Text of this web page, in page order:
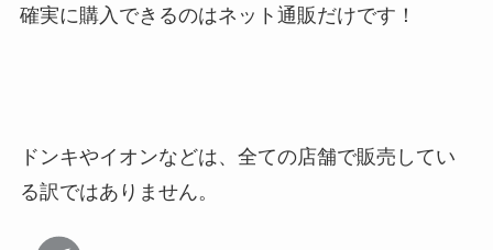
確実に購入できるのはネット通販だけです！
ドンキやイオンなどは、全ての店舗で販売してい
る訳ではありません。